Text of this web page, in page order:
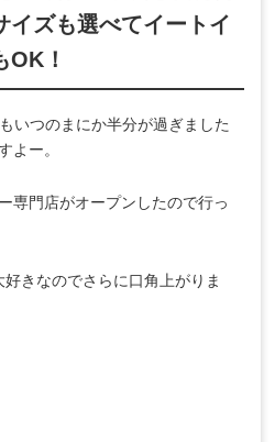
イズも選べてイートイ
OK！
いつのまにか半分が過ぎました
よー。
専門店がオープンしたので行っ
きなのでさらに口角上がりま